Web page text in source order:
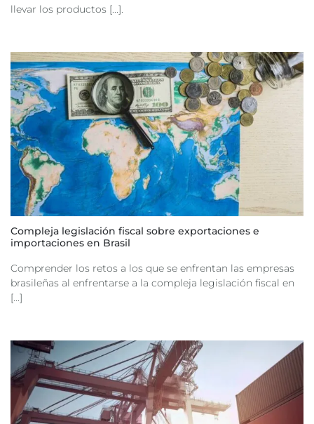
llevar los productos [...].
Compleja legislación fiscal sobre exportaciones e
importaciones en Brasil
Comprender los retos a los que se enfrentan las empresas
brasileñas al enfrentarse a la compleja legislación fiscal en
[...]